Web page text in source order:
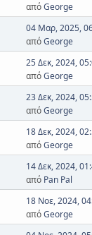
απόGeorge
04 Μαρ, 2025,
απόGeorge
25 Δεκ, 2024,
απόGeorge
23 Δεκ, 2024,
απόGeorge
18 Δεκ, 2024,
απόGeorge
14 Δεκ, 2024,
από Pan Pal
18 Νοε, 2024,
απόGeorge